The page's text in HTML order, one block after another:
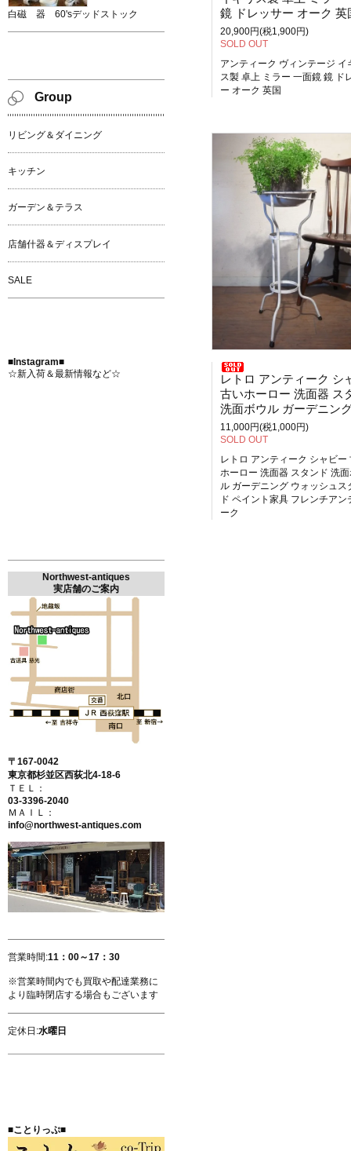
鏡 ドレッサー オーク 英
20,900円(税1,900円)
SOLD OUT
アンティーク ヴィンテージ イ
ス製 卓上 ミラー 一面鏡 鏡 ド
ー オーク 英国
レトロ アンティーク シャビ
古いホーロー 洗面器 スタン
洗面ボウル ガーデニング ウォッシュスタ
11,000円(税1,000円)
SOLD OUT
レトロ アンティーク シャビー
ホーロー 洗面器 スタンド 洗
ル ガーデニング ウォッシュス
ド ペイント家具 フレンチアン
ーク
白磁 器 60'sデッドストック
Group
リビング＆ダイニング
キッチン
ガーデン＆テラス
店舗什器＆ディスプレイ
SALE
■Instagram■
☆新入荷＆最新情報など☆
Northwest-antiques
実店舗のご案内
〒167-0042
東京都杉並区西荻北4-18-6
ＴＥＬ：
03-3396-2040
ＭＡＩＬ：
info@northwest-antiques.com
営業時間:11：00～17：30
※営業時間内でも買取や配達業務に
より臨時閉店する場合もございます
定休日:水曜日
■ことりっぷ■